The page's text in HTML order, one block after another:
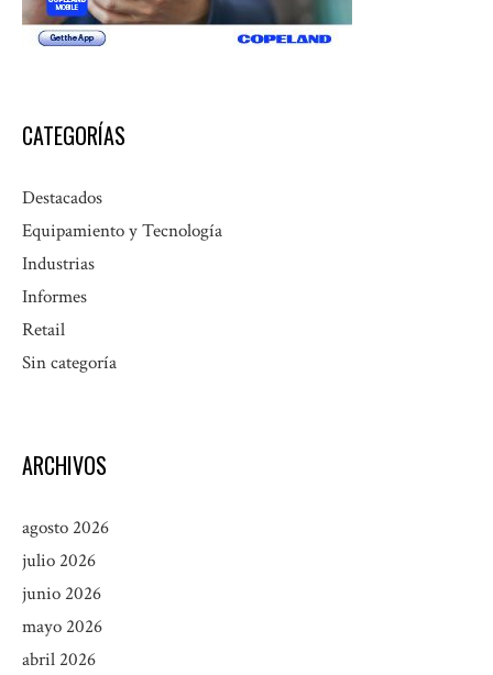
CATEGORÍAS
Destacados
Equipamiento y Tecnología
Industrias
Informes
Retail
Sin categoría
ARCHIVOS
agosto 2026
julio 2026
junio 2026
mayo 2026
abril 2026